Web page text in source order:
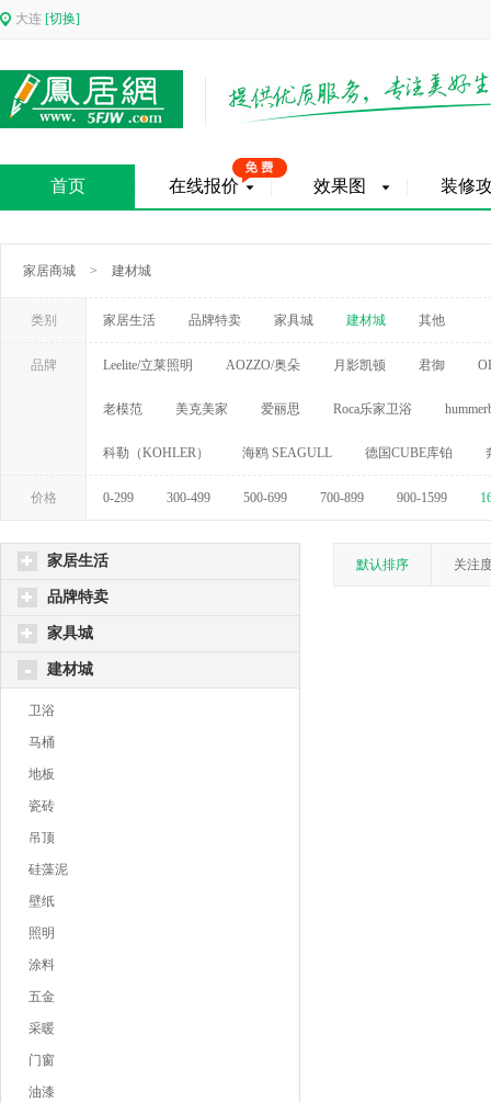
大连 [切换]
首页 在线报价 效果图 装修
家居商城 > 建材城
类别 家居生活 品牌特卖 家具城 建材城 其他
品牌 Leelite/立莱照明 AOZZO/奥朵 月影凯顿 君御
老模范 美克美家 爱丽思 Roca乐家卫浴
科勒（KOHLER） 海鸥 SEAGULL 德国CUBE库铂
价格 0-299 300-499 500-699 700-899 900-1599
家居生活
品牌特卖
家具城
建材城
卫浴
马桶
地板
瓷砖
吊顶
硅藻泥
壁纸
照明
涂料
五金
采暖
门窗
油漆
默认排序 关注